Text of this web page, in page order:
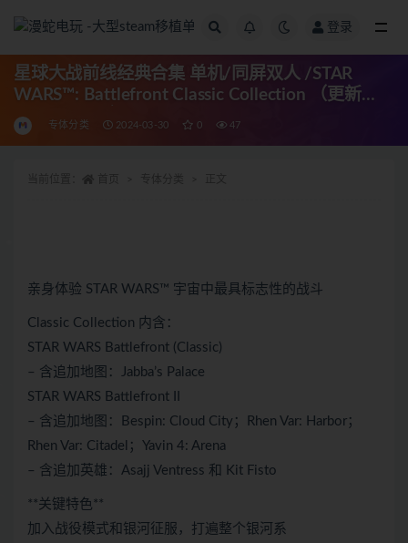
登录
星球大战前线经典合集 单机/同屏双人 /STAR
WARS™: Battlefront Classic Collection （更新
v19.03.2024）
专体分类 2024-03-30 0 47
亲身体验 STAR WARS™ 宇宙中最具标志性的战斗
Classic Collection 内含：
STAR WARS Battlefront (Classic)
– 含追加地图：Jabba’s Palace
STAR WARS Battlefront II
– 含追加地图：Bespin: Cloud City；Rhen Var: Harbor；
Rhen Var: Citadel；Yavin 4: Arena
– 含追加英雄：Asajj Ventress 和 Kit Fisto
**关键特色**
加入战役模式和银河征服，打遍整个银河系